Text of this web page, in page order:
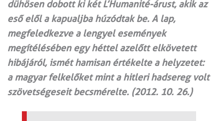
dühösen dobott ki két L’Humanité-árust, akik az
eső elől a kapualjba húzódtak be. A lap,
megfeledkezve a lengyel események
megítélésében egy héttel azelőtt elkövetett
hibájáról, ismét hamisan értékelte a helyzetet:
a magyar felkelőket mint a hitleri hadsereg volt
szövetségeseit becsmérelte. (2012. 10. 26.)